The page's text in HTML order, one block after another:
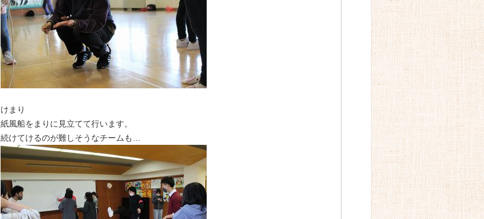
けまり
紙風船をまりに見立てて行います。
続けてけるのが難しそうなチームも…